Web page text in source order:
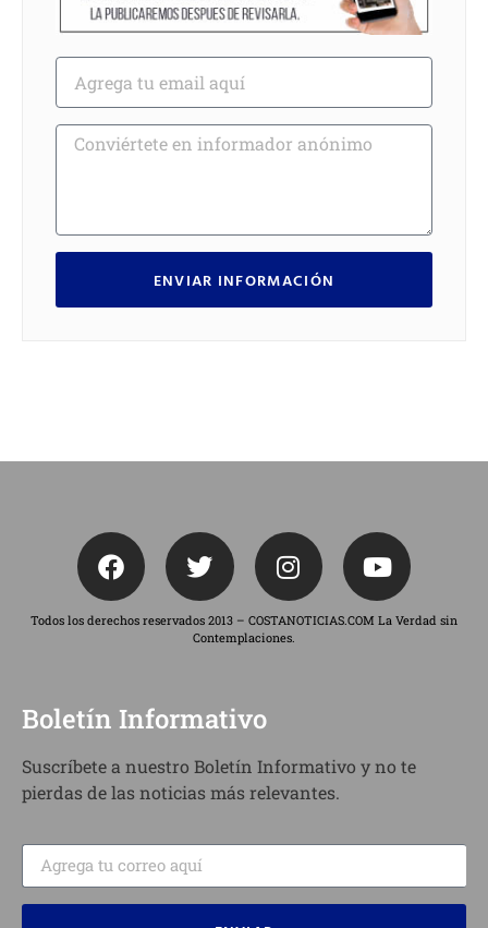
ENVIAR INFORMACIÓN
Todos los derechos reservados 2013 – COSTANOTICIAS.COM La Verdad sin
Contemplaciones.
Boletín Informativo
Suscríbete a nuestro Boletín Informativo y no te
pierdas de las noticias más relevantes.